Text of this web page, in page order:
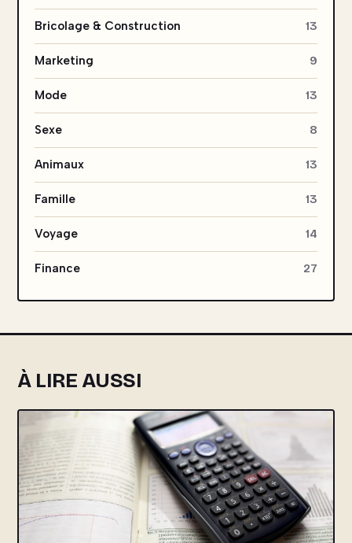
Bricolage & Construction 13
Marketing 9
Mode 13
Sexe 8
Animaux 13
Famille 13
Voyage 14
Finance 27
À LIRE AUSSI